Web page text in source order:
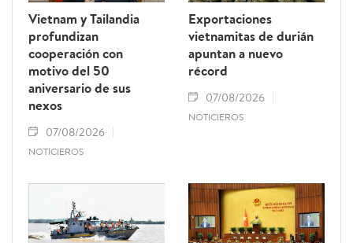
Vietnam y Tailandia
profundizan
cooperación con
motivo del 50
aniversario de sus
nexos
07/08/2026
NOTICIEROS
Exportaciones
vietnamitas de durián
apuntan a nuevo
récord
07/08/2026
NOTICIEROS